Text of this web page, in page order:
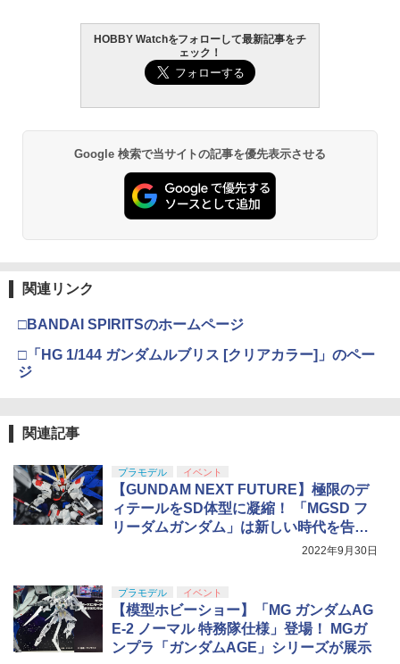
￥799
おふろDEミニカー 成田エクスプレスお
￥810
5
【全品5%ポイント】マジックフライング
ボール フライングボール 本物 空飛ぶボ
タカラトミー(TAKARA TOMY) T-SPAR
K トランスフォーマー ニューレジェンズ
NL-07 サウンドウェーブ 可動フィギュア
TAMASHII NATIONS S.H.フィギュアー
ツ ONE PIECE シャンクス -マリンフォ
ード頂上決戦- 約165mm PVC&ABS&布
4
TAMASHII NATIONS S.H.フィギュアー
LL 草薙素子 約140mm PVC&ABS製 塗
5
TAMASHII NATIONS オリジン・オブ・
バルキリー 超時空要塞マクロス VF-1J
バルキリー45th Anniv. 約225mm ABS&
ダイキャスト製 塗装済み可動フィギュア
BANDAI SPIRITS(バンダイ スピリッツ)
機動警察パトレイバー EZY RG 1/48 AV-
98Plus (イングラム・プラス) 色分け済
みプラモデル
HG 機動戦士ガンダム00 グラハム専用ユ
ニオンフラッグカスタム 1/144スケール
色分け済みプラモデル
HGAW 機動新世紀ガンダムX ガンダムエ
ラモデル
30MS SIS-H00 セスティエ[カラーC] 色
分け済みプラモデル
￥4,500
東京マルイ(TOKYO MARUI) No.25 コル
ト ガバメント HG 18歳以上エアーHOP
ハンドガン
￥3,384
東京マルイ No.10 ハイキャパ5.1 10歳以
上 電動ブローバック フルオート
￥3,815
4
￥4,486
GSIクレオス Mr.トップコート 水性プレ
ミアムトップコートスプレー 光沢 88ml
ホビー用仕上材 B601
￥748
先細薄刃ニッパー (ゲートカット用) プラ
モデル用工具 74123
4
￥2,600
5
(Bタイプ)
￥499
HOBBY Watchをフォローして最新記事をチ
ェック！
Google 検索で当サイトの記事を優先表示させる
関連リンク
□BANDAI SPIRITSのホームページ
□「HG 1/144 ガンダムルブリス [クリアカラー]」のペー
ジ
関連記事
プラモデル イベント
【GUNDAM NEXT FUTURE】極限のデ
ィテールをSD体型に凝縮！ 「MGSD フ
リーダムガンダム」は新しい時代を告げ
2022年9月30日
プラモデル イベント
【模型ホビーショー】「MG ガンダムAG
E-2 ノーマル 特務隊仕様」登場！ MGガ
ンプラ「ガンダムAGE」シリーズが展示